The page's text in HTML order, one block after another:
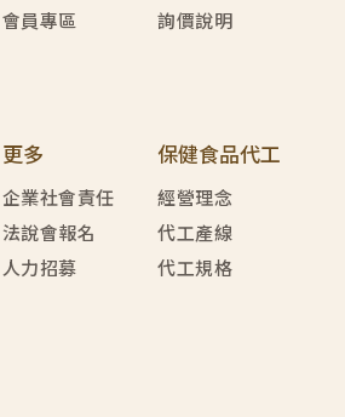
會員專區
詢價說明
更多
企業社會責任
法說會報名
人力招募
保健食品代工
經營理念
代工產線
代工規格